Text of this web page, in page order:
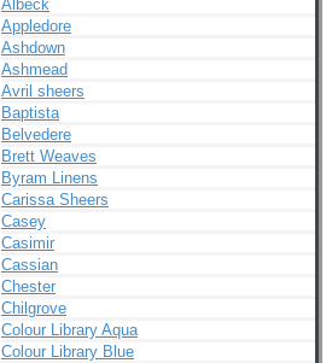
Albeck
Appledore
Ashdown
Ashmead
Avril sheers
Baptista
Belvedere
Brett Weaves
Byram Linens
Carissa Sheers
Casey
Casimir
Cassian
Chester
Chilgrove
Colour Library Aqua
Colour Library Blue